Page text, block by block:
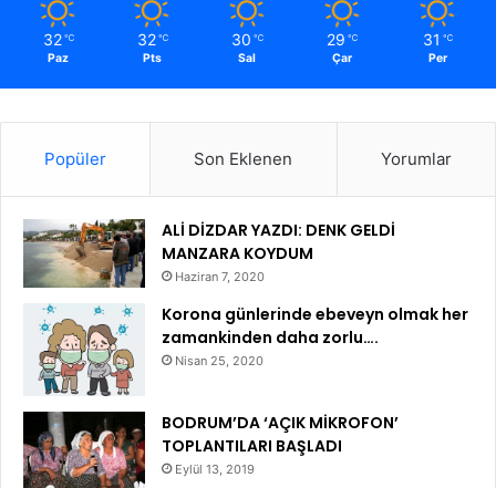
32 ℃
Paz
32 ℃
Pts
30 ℃
Sal
29 ℃
Çar
31 ℃
Per
Popüler Son Eklenen Yorumlar
ALİ DİZDAR YAZDI: DENK GELDİ
MANZARA KOYDUM
Haziran 7, 2020
Korona günlerinde ebeveyn olmak her
zamankinden daha zorlu….
Nisan 25, 2020
BODRUM’DA ‘AÇIK MİKROFON’
TOPLANTILARI BAŞLADI
Eylül 13, 2019